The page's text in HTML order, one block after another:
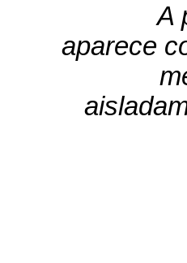
A
aparece